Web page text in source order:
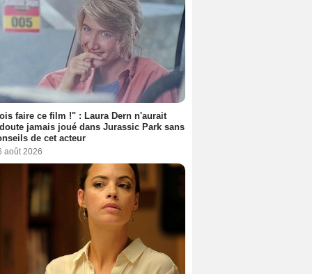
faire ce film !" : Laura Dern n'aurait
jamais joué dans Jurassic Park sans
de cet acteur
août 2026